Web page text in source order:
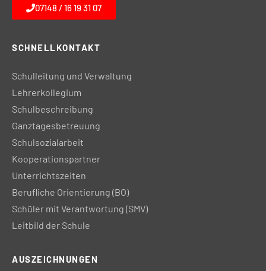
07148 / 16 19 31 07
SCHNELLKONTAKT
Schulleitung und Verwaltung
Lehrerkollegium
Schulbeschreibung
Ganztagesbetreuung
Schulsozialarbeit
Kooperationspartner
Unterrichtszeiten
Berufliche Orientierung (BO)
Schüler mit Verantwortung (SMV)
Leitbild der Schule
AUSZEICHNUNGEN